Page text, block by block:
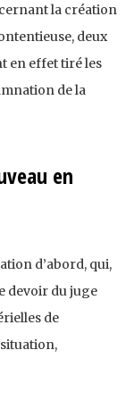
la création
deux
en effet tiré les
de la
en
d’abord, qui,
devoir du juge
de